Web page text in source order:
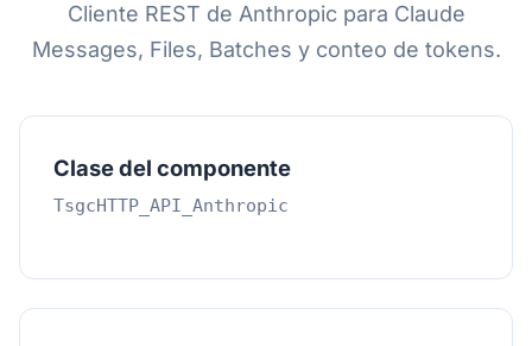
Cliente REST de Anthropic para Claude
Messages, Files, Batches y conteo de tokens.
Clase del componente
TsgcHTTP_API_Anthropic